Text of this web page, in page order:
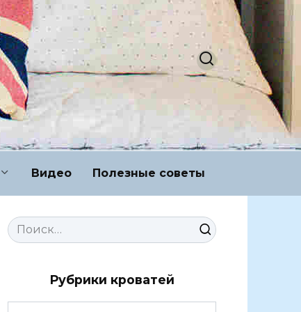
Видео Полезные советы
Search
for:
Рубрики кроватей